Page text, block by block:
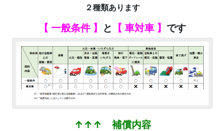
２種類あります
【 一般条件 】 と 【 車対車 】 です
↑↑↑ 補償内容